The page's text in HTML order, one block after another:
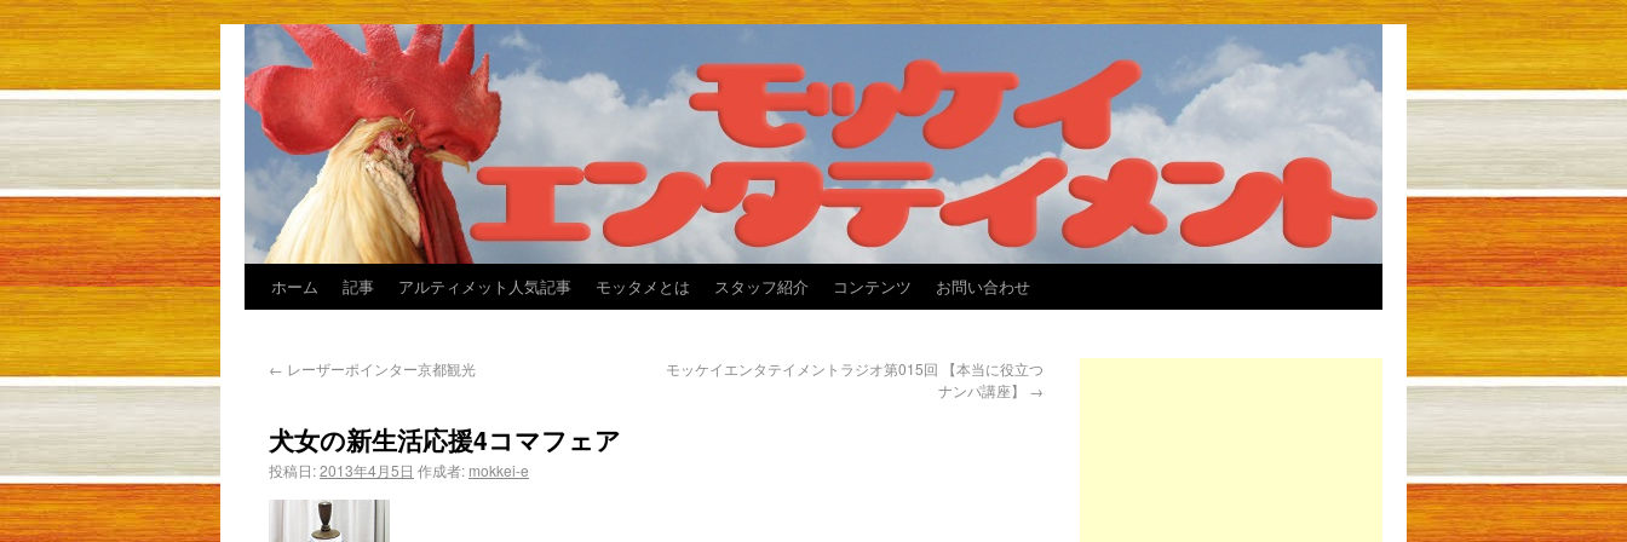
ホーム 記事 アルティメット人気記事 モッタメとは スタッフ紹介 コンテンツ お問い合わせ
← レーザーポインター京都観光
モッケイエンタテイメントラジオ第015回 【本当に役立つ
ナンパ講座】 →
犬女の新生活応援4コマフェア
投稿日:2013年4月5日 作成者: mokkei-e